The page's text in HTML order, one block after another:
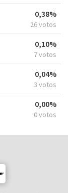
0,38%
26 votos
0,10%
7 votos
0,04%
3 votos
0,00%
0 votos